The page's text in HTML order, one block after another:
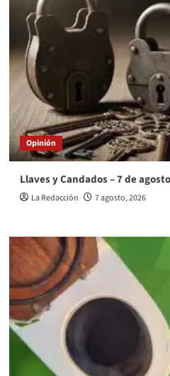
Opinión
Llaves y Candados – 7 de agosto
La Redacción 7 agosto, 2026